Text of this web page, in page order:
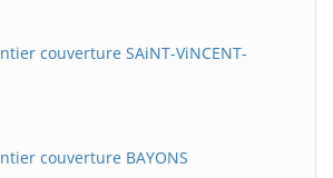
couverture SAiNT-ViNCENT-
couverture BAYONS
BatiWebPro